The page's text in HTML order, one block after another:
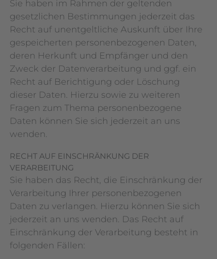
Sie haben im Rahmen der geltenden
gesetzlichen Bestimmungen jederzeit das
Recht auf unentgeltliche Auskunft über Ihre
gespeicherten personenbezogenen Daten,
deren Herkunft und Empfänger und den
Zweck der Datenverarbeitung und ggf. ein
Recht auf Berichtigung oder Löschung
dieser Daten. Hierzu sowie zu weiteren
Fragen zum Thema personenbezogene
Daten können Sie sich jederzeit an uns
wenden.
RECHT AUF EINSCHRÄNKUNG DER
VERARBEITUNG
Sie haben das Recht, die Einschränkung der
Verarbeitung Ihrer personenbezogenen
Daten zu verlangen. Hierzu können Sie sich
jederzeit an uns wenden. Das Recht auf
Einschränkung der Verarbeitung besteht in
folgenden Fällen: